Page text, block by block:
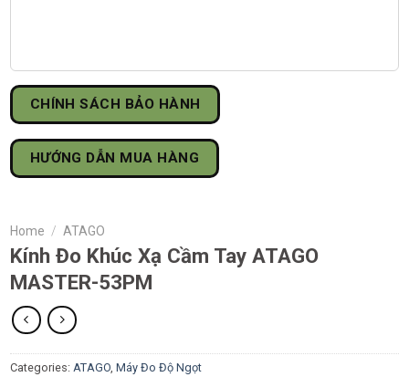
CHÍNH SÁCH BẢO HÀNH
HƯỚNG DẪN MUA HÀNG
Home / ATAGO
Kính Đo Khúc Xạ Cầm Tay ATAGO
MASTER-53PM
Categories: ATAGO, Máy Đo Độ Ngọt